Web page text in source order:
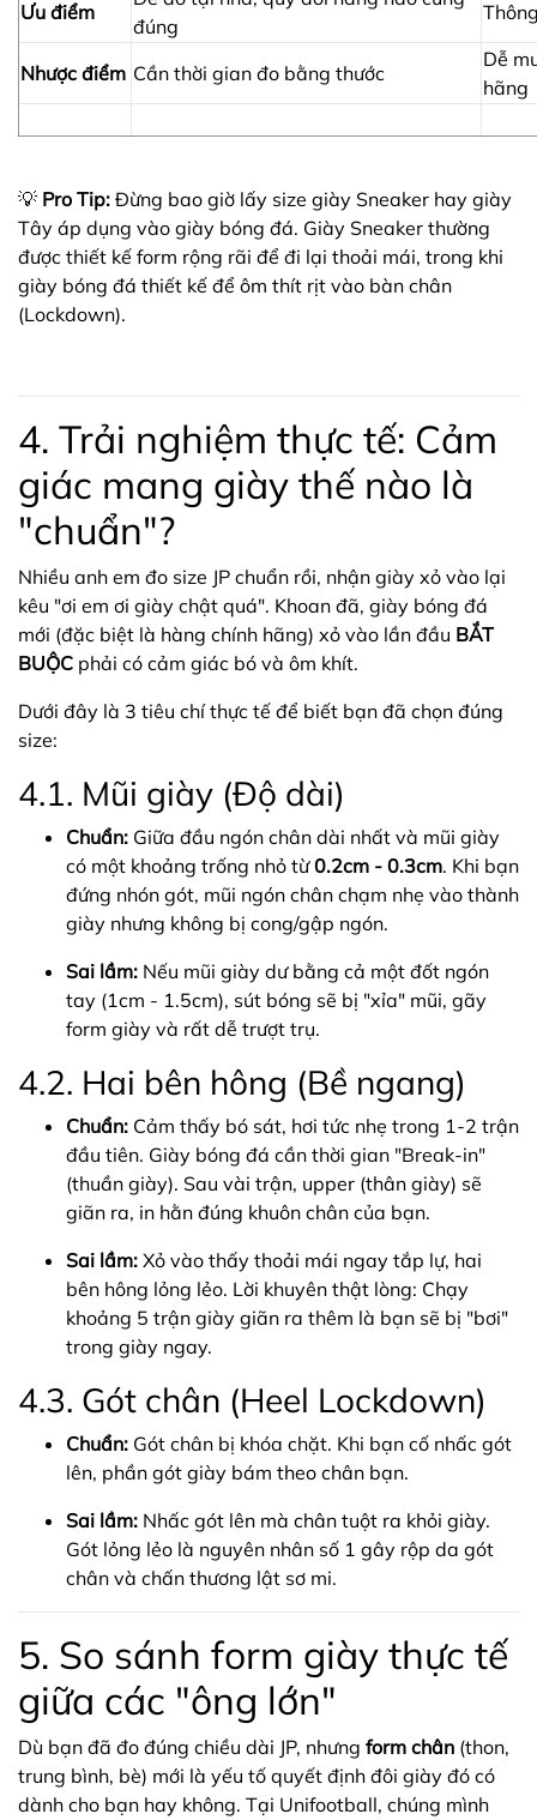
Ưu điểm
đúng
Nhược điểm Cần thời gian đo bằng thước
Dễ
hãng
💡 Pro Tip: Đừng bao giờ lấy size giày Sneaker hay giày
Tây áp dụng vào giày bóng đá. Giày Sneaker thường
được thiết kế form rộng rãi để đi lại thoải mái, trong khi
giày bóng đá thiết kế để ôm thít rịt vào bàn chân
(Lockdown).
4. Trải nghiệm thực tế: Cảm
giác mang giày thế nào là
"chuẩn"?
Nhiều anh em đo size JP chuẩn rồi, nhận giày xỏ vào lại
kêu "ơi em ơi giày chật quá". Khoan đã, giày bóng đá
mới (đặc biệt là hàng chính hãng) xỏ vào lần đầu BẮT
BUỘC phải có cảm giác bó và ôm khít.
Dưới đây là 3 tiêu chí thực tế để biết bạn đã chọn đúng
size:
4.1. Mũi giày (Độ dài)
Chuẩn: Giữa đầu ngón chân dài nhất và mũi giày
có một khoảng trống nhỏ từ0.2cm - 0.3cm. Khi bạn
đứng nhón gót, mũi ngón chân chạm nhẹ vào thành
giày nhưng không bị cong/gập ngón.
Sai lầm: Nếu mũi giày dư bằng cả một đốt ngón
tay (1cm - 1.5cm), sút bóng sẽ bị "xỉa" mũi, gãy
form giày và rất dễ trượt trụ.
4.2. Hai bên hông (Bề ngang)
Chuẩn: Cảm thấy bó sát, hơi tức nhẹ trong 1-2 trận
đầu tiên. Giày bóng đá cần thời gian "Break-in"
(thuần giày). Sau vài trận, upper (thân giày) sẽ
giãn ra, in hằn đúng khuôn chân của bạn.
Sai lầm: Xỏ vào thấy thoải mái ngay tắp lự, hai
bên hông lỏng lẻo. Lời khuyên thật lòng: Chạy
khoảng 5 trận giày giãn ra thêm là bạn sẽ bị "bơi"
trong giày ngay.
4.3. Gót chân (Heel Lockdown)
Chuẩn: Gót chân bị khóa chặt. Khi bạn cố nhấc gót
lên, phần gót giày bám theo chân bạn.
Sai lầm: Nhấc gót lên mà chân tuột ra khỏi giày.
Gót lỏng lẻo là nguyên nhân số 1 gây rộp da gót
chân và chấn thương lật sơ mi.
5. So sánh form giày thực tế
giữa các "ông lớn"
Dù bạn đã đo đúng chiều dài JP, nhưng form chân (thon,
trung bình, bè) mới là yếu tố quyết định đôi giày đó có
dành cho bạn hay không. Tại Unifootball, chúng mình